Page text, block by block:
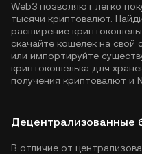
Web3 позволяют легко
тысячи криптовалют.
расширение
скачайте кошелек на
или импортируйте
криптокошелька для
получения криптовалют и
Децентрализованные
В отличие от